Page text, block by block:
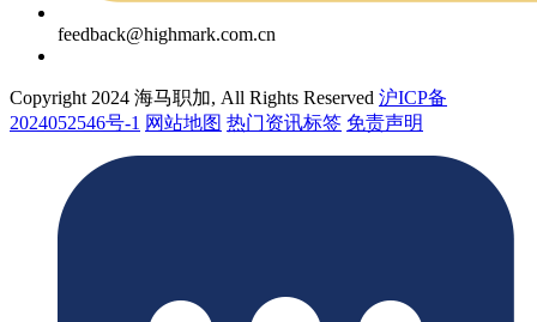
feedback@highmark.com.cn
Copyright 2024 海马职加, All Rights Reserved 沪ICP备
2024052546号-1 网站地图 热门资讯标签 免责声明